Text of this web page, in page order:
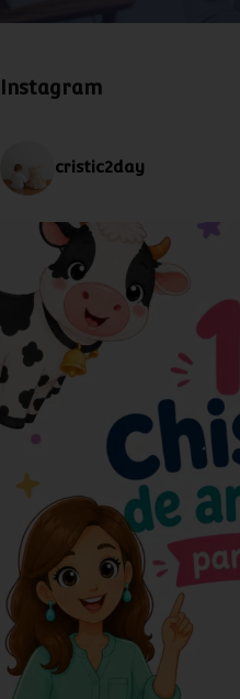
Instagram
cristic2day